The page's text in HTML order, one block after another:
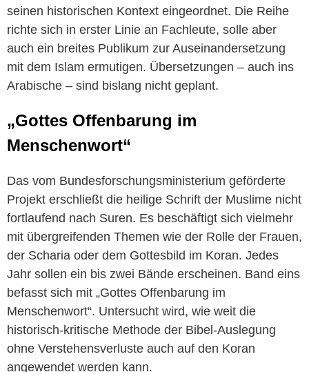
seinen historischen Kontext eingeordnet. Die Reihe
richte sich in erster Linie an Fachleute, solle aber
auch ein breites Publikum zur Auseinandersetzung
mit dem Islam ermutigen. Übersetzungen – auch ins
Arabische – sind bislang nicht geplant.
„Gottes Offenbarung im
Menschenwort“
Das vom Bundesforschungsministerium geförderte
Projekt erschließt die heilige Schrift der Muslime nicht
fortlaufend nach Suren. Es beschäftigt sich vielmehr
mit übergreifenden Themen wie der Rolle der Frauen,
der Scharia oder dem Gottesbild im Koran. Jedes
Jahr sollen ein bis zwei Bände erscheinen. Band eins
befasst sich mit „Gottes Offenbarung im
Menschenwort“. Untersucht wird, wie weit die
historisch-kritische Methode der Bibel-Auslegung
ohne Verstehensverluste auch auf den Koran
angewendet werden kann.